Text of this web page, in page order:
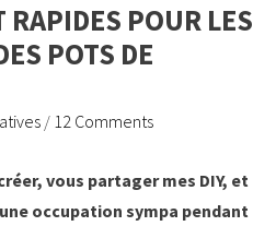
RAPIDES POUR LES
POTS DE
/ 12 Comments
vous partager mes DIY, et
occupation sympa pendant